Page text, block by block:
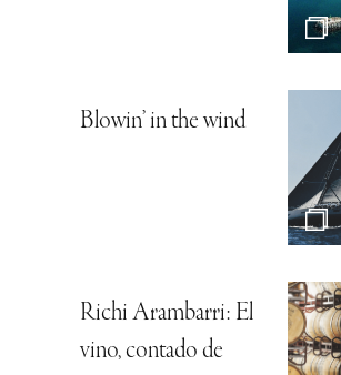
Blowin’ in the wind
Richi Arambarri: El
vino, contado de